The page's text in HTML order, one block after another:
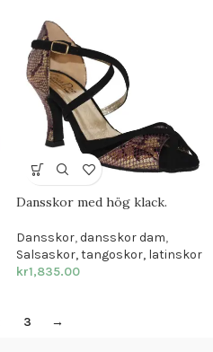
Dansskor med hög klack.
Dansskor,dansskor dam,
Salsaskor, tangoskor, latinskor
kr1,835.00
3 →